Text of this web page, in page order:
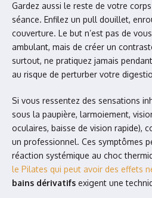
Gardez aussi le reste de votre
séance. Enfilez un pull douillet,
couverture. Le but n’est pas de
ambulant, mais de créer un
surtout, ne pratiquez jamais
au risque de perturber votre
Si vous ressentez des sensations
sous la paupière, larmoiement,
oculaires, baisse de vision rapide),
un professionnel. Ces symptômes
réaction systémique au choc
le Pilates qui peut avoir des effets
bains dérivatifs exigent une